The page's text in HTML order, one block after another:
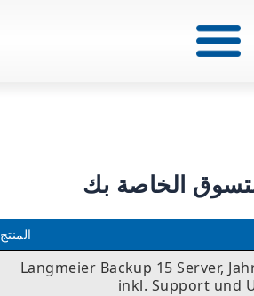
الخاصة بك
المنتج
Langmeier Backup 15 Server,
inkl. Support und